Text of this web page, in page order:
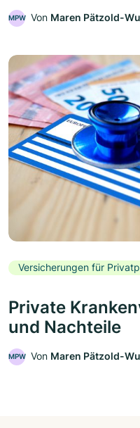
MPW Von Maren Pätzold-
Versicherungen für
Private
und Nachteile
MPW Von Maren Pätzold-